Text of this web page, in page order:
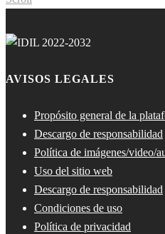
AVISOS LEGALES
Propósito general de la
Descargo de responsabilidad
Política de imágenes/video/
Uso del sitio web
Descargo de responsabilidad
Condiciones de uso
Política de privacidad